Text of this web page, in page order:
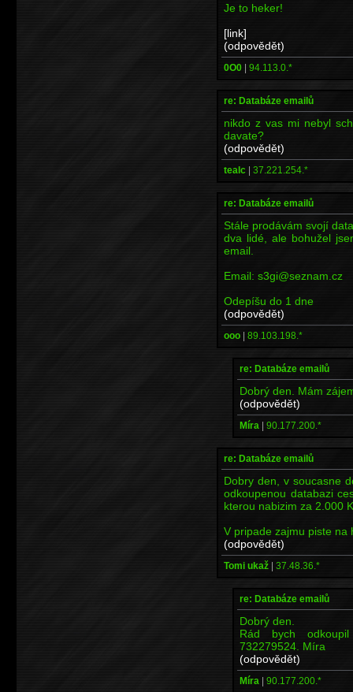
Je to heker!
[link]
(odpovědět)
0O0 | 94.113.0.*
re: Databáze emailů
nikdo z vas mi nebyl
davate?
(odpovědět)
tealc | 37.221.254.*
re: Databáze emailů
Stále prodávám svojí
dva lidé, ale bohužel
email.
Email: s3gi@seznam.cz
Odepíšu do 1 dne
(odpovědět)
ooo | 89.103.198.*
re: Databáze emailů
Dobrý den. Mám
(odpovědět)
Míra | 90.177.200.*
re: Databáze emailů
Dobry den, v soucasne
odkoupenou databazi
kterou nabizim za 2.000
V pripade zajmu piste na
(odpovědět)
Tomi ukaž | 37.48.36.*
re: Databáze emailů
Dobrý den.
Rád bych
732279524. Míra
(odpovědět)
Míra | 90.177.200.*